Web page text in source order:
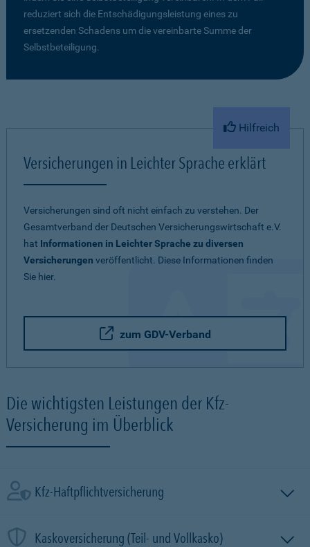
reduziert sich die Entschädigungsleistung eines zu
ersetzenden Schadens um die vereinbarte Summe der
Selbstbeteiligung.
Hilfreich
Versicherungen in Leichter Sprache erklärt
Versicherungen sind oft nicht einfach zu verstehen. Der
Gesamtverband der Deutschen Versicherungswirtschaft e.V.
hat Informationen in Leichter Sprache zu diversen
Versicherungen veröffentlicht. Diese Informationen finden
Sie hier.
zum GDV-Verband
Die wichtigsten Leistungen der Kfz-
Versicherung im Überblick
Kfz-Haftpflichtversicherung
Kaskoversicherung (Teil- und Vollkasko)